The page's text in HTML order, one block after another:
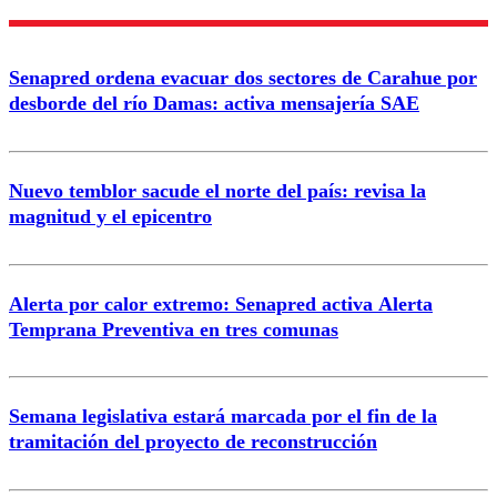
Correo
Senapred ordena evacuar dos sectores de Carahue por
desborde del río Damas: activa mensajería SAE
Nuevo temblor sacude el norte del país: revisa la
magnitud y el epicentro
Alerta por calor extremo: Senapred activa Alerta
Temprana Preventiva en tres comunas
Semana legislativa estará marcada por el fin de la
tramitación del proyecto de reconstrucción